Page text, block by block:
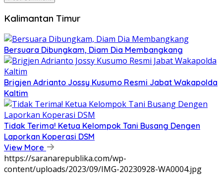
Kalimantan Timur
Bersuara Dibungkam, Diam Dia Membangkang
Brigjen Adrianto Jossy Kusumo Resmi Jabat Wakapolda
Kaltim
Tidak Terima! Ketua Kelompok Tani Busang Dengen
Laporkan Koperasi DSM
View More
https://saranarepublika.com/wp-
content/uploads/2023/09/IMG-20230928-WA0004.jpg